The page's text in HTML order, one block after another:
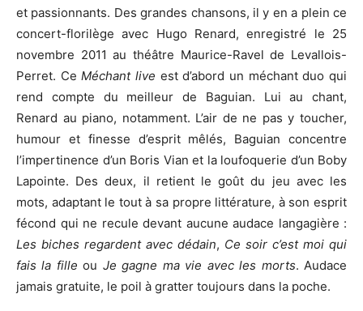
et passionnants. Des grandes chansons, il y en a plein ce
concert-florilège avec Hugo Renard, enregistré le 25
novembre 2011 au théâtre Maurice-Ravel de Levallois-
Perret. CeMéchant live est d’abord un méchant duo qui
rend compte du meilleur de Baguian. Lui au chant,
Renard au piano, notamment. L’air de ne pas y toucher,
humour et finesse d’esprit mêlés, Baguian concentre
l’impertinence d’un Boris Vian et la loufoquerie d’un Boby
Lapointe. Des deux, il retient le goût du jeu avec les
mots, adaptant le tout à sa propre littérature, à son esprit
fécond qui ne recule devant aucune audace langagière :
Les biches regardent avec dédain, Ce soir c’est moi qui
fais la fille ou Je gagne ma vie avec les morts. Audace
jamais gratuite, le poil à gratter toujours dans la poche.